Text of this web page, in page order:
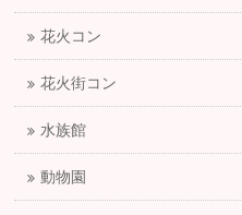
花火コン
花火街コン
水族館
動物園